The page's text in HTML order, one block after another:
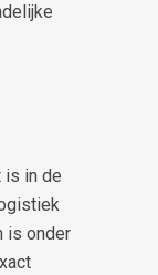
is in de
is onder